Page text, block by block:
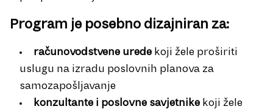
Program je posebno dizajniran za:
računovodstvene urede koji žele proširiti
uslugu na izradu poslovnih planova za
samozapošljavanje
konzultante i poslovne savjetnike koji žele